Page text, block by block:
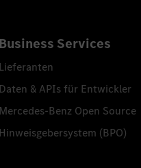
Business Services
Lieferanten
Daten & APIs für Entwickler
Mercedes-Benz Open Source
Hinweisgebersystem (BPO)